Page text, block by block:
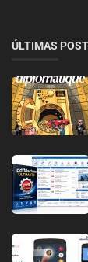
ÚLTIMAS